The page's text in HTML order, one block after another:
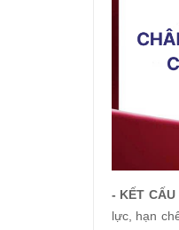
- KẾT CẤU
lực, hạn